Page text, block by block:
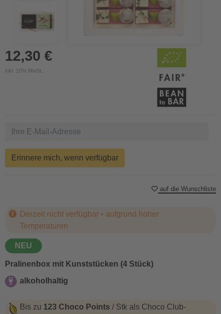
12,30 €
inkl. 10% MwSt.
Derzeit nicht verfügbar • aufgrund hoher
Temperaturen
NEU
Pralinenbox mit Kunststücken (4 Stück)
alkoholhaltig
Bis zu 123 Choco Points / Stk als Choco Club-
Erinnere mich, wenn verfügbar
auf die Wunschliste